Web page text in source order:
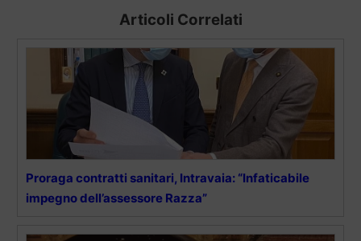
Articoli Correlati
Proraga contratti sanitari, Intravaia: “Infaticabile
impegno dell’assessore Razza”